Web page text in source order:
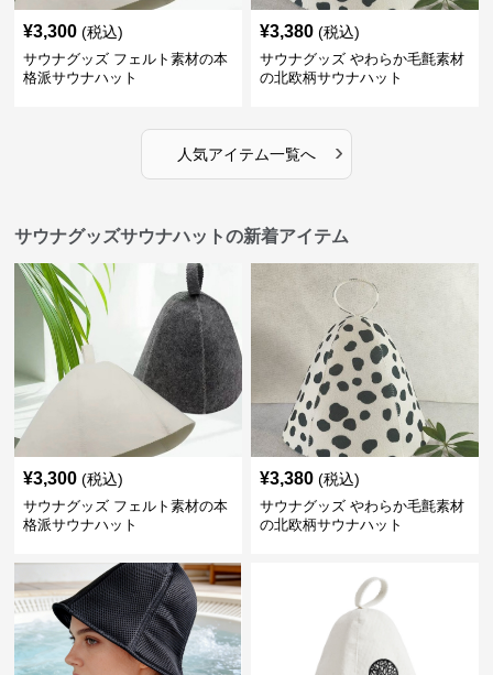
¥3,300 (税込)
サウナグッズ フェルト素材の本
格派サウナハット
¥3,380 (税込)
サウナグッズ やわらか毛氈素材
の北欧柄サウナハット
人気アイテム一覧へ ›
サウナグッズサウナハットの新着アイテム
¥3,300 (税込)
サウナグッズ フェルト素材の本
格派サウナハット
¥3,380 (税込)
サウナグッズ やわらか毛氈素材
の北欧柄サウナハット